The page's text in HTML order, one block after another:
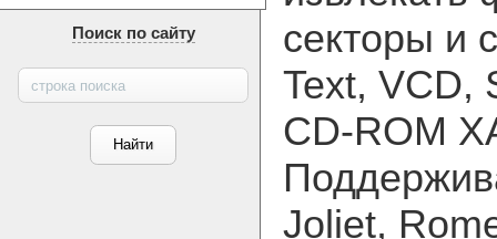
Поиск по сайту
секторы и
Text, VCD,
CD-ROM
Joliet,